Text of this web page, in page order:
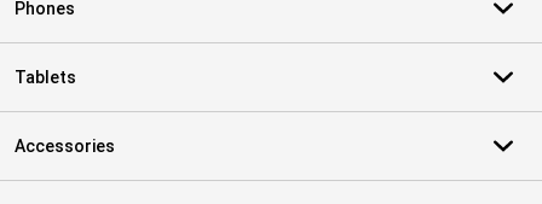
Phones
Tablets
Accessories